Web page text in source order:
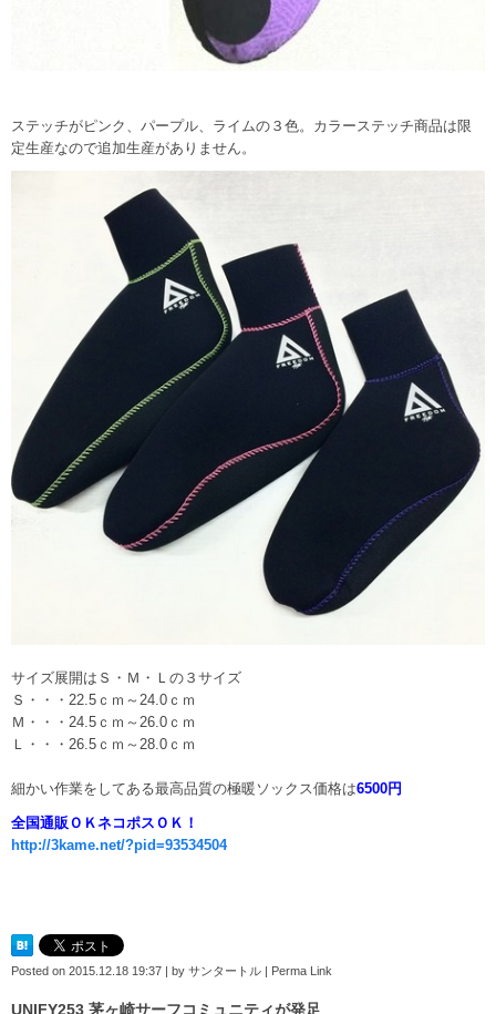
ステッチがピンク、パープル、ライムの３色。カラーステッチ商品は限
定生産なので追加生産がありません。
サイズ展開はＳ・Ｍ・Ｌの３サイズ
Ｓ・・・22.5ｃｍ～24.0ｃｍ
Ｍ・・・24.5ｃｍ～26.0ｃｍ
Ｌ・・・26.5ｃｍ～28.0ｃｍ
細かい作業をしてある最高品質の極暖ソックス価格は6500円
全国通販ＯＫネコポスＯＫ！
http://3kame.net/?pid=93534504
Posted on 2015.12.18 19:37 | by サンタートル | Perma Link
UNIFY253 茅ヶ崎サーフコミュニティが発足